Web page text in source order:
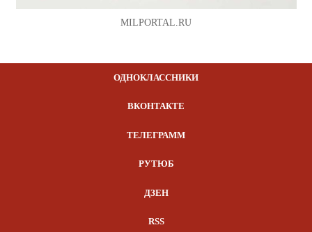
MILPORTAL.RU
ОДНОКЛАССНИКИ
ВКОНТАКТЕ
ТЕЛЕГРАММ
РУТЮБ
ДЗЕН
RSS